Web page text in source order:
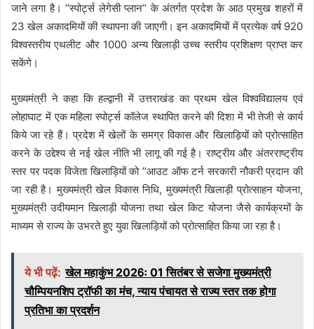
जाने लगा है। ’’स्पोर्ट्स लेगेसी प्लान’’ के अंतर्गत प्रदेश के आठ प्रमुख शहरों में
23 खेल अकादमियों की स्थापना की जाएगी। इन अकादमियों में प्रत्येक वर्ष 920
विश्वस्तरीय एथलीट और 1000 अन्य खिलाड़ी उच्च स्तरीय प्रशिक्षण प्राप्त कर
सकेंगे।
मुख्यमंत्री ने कहा कि हल्द्वानी में उत्तराखंड का प्रथम खेल विश्वविद्यालय एवं
लोहाघाट में एक महिला स्पोर्ट्स कॉलेज स्थापित करने की दिशा में भी तेजी से कार्य
किये जा रहे हैं। प्रदेश में खेलों के समग्र विकास और खिलाड़ियों को प्रोत्साहित
करने के उद्देश्य से नई खेल नीति भी लागू की गई है। राष्ट्रीय और अंतरराष्ट्रीय
स्तर पर पदक विजेता खिलाड़ियों को ’’आउट ऑफ टर्न सरकारी नौकरी प्रदान की
जा रही है। मुख्यमंत्री खेल विकास निधि, मुख्यमंत्री खिलाड़ी प्रोत्साहन योजना,
मुख्यमंत्री उदीयमान खिलाड़ी योजना तथा खेल किट योजना जैसे कार्यक्रमों के
माध्यम से राज्य के उभरते हुए युवा खिलाड़ियों को प्रोत्साहित किया जा रहा है।
ये भी पढ़ें: खेल महाकुंभ 2026ः 01 सितंबर से सजेगा मुख्यमंत्री
चौम्पियनशिप ट्रॉफी का मंच, न्याय पंचायत से राज्य स्तर तक होगा
प्रतिभा का प्रदर्शन